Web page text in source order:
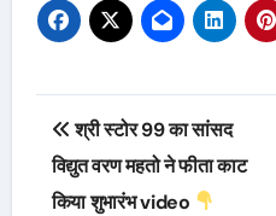
Post
navigation
श्री स्टोर 99 का सांसद
विद्युत वरण महतो ने फीता काट
किया शुभारंभ video